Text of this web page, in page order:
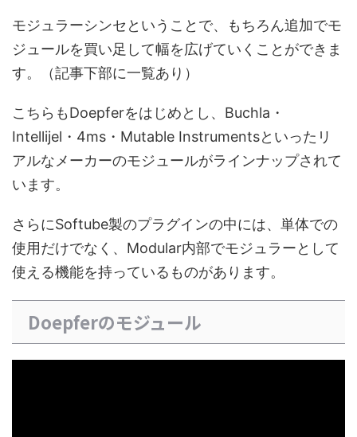
モジュラーシンセということで、もちろん追加でモ
ジュールを買い足して幅を広げていくことができま
す。（記事下部に一覧あり）
こちらもDoepferをはじめとし、Buchla・
Intellijel・4ms・Mutable Instrumentsといったリ
アルなメーカーのモジュールがラインナップされて
います。
さらにSoftube製のプラグインの中には、単体での
使用だけでなく、Modular内部でモジュラーとして
使える機能を持っているものがあります。
Doepferのモジュール